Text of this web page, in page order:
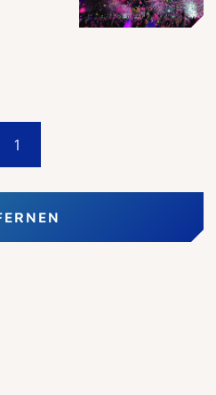
1